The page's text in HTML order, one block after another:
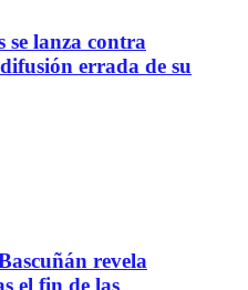
lanza contra
errada de su
revela
el fin de las